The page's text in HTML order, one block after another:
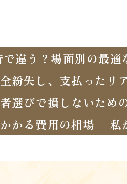
違う？場面別の最適
紛失し、支払ったリ
選びで損しないため
かる費用の相場
私